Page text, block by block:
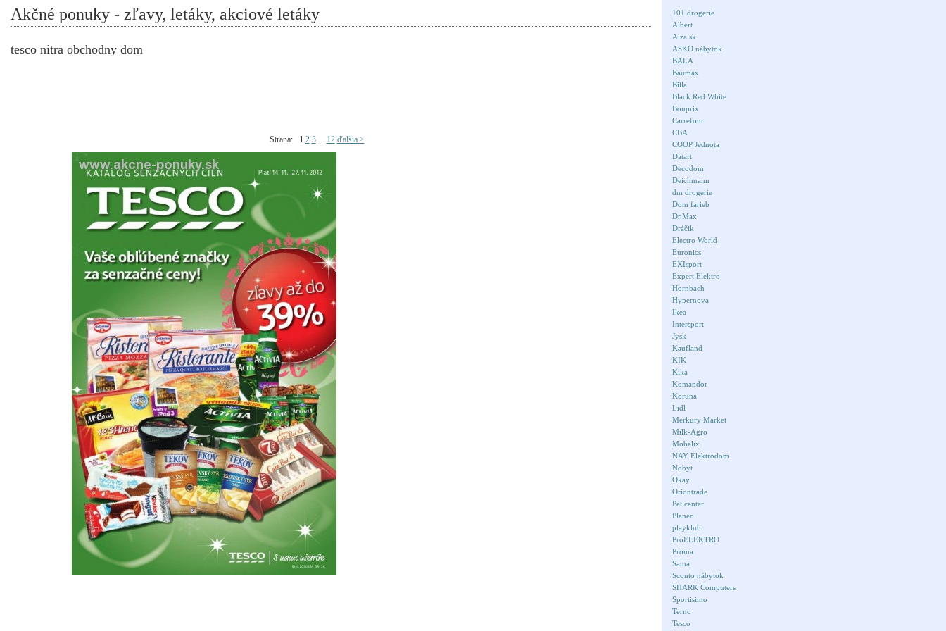
Akčné ponuky - zľavy, letáky, akciové letáky
101 drogerie
Albert
Alza.sk
ASKO nábytok
BALA
Baumax
Billa
Black Red White
Bonprix
Carrefour
CBA
COOP Jednota
Datart
Decodom
Deichmann
dm drogerie
Dom farieb
Dr.Max
Dráčik
Electro World
Euronics
EXIsport
Expert Elektro
Hornbach
Hypernova
Ikea
Intersport
Jysk
Kaufland
KIK
Kika
Komandor
Koruna
Lidl
Merkury Market
Milk-Agro
Mobelix
NAY Elektrodom
Nobyt
Okay
Oriontrade
Pet center
Planeo
playklub
ProELEKTRO
Proma
Sama
Sconto nábytok
SHARK Computers
Sportisimo
Terno
Tesco
tesco nitra obchodny dom
Strana: 1 2 3... 12 ďalšia >